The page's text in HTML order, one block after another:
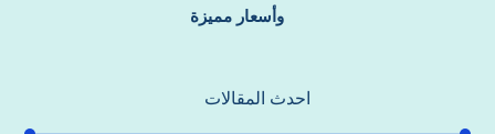
وأسعار مميزة
احدث المقالات